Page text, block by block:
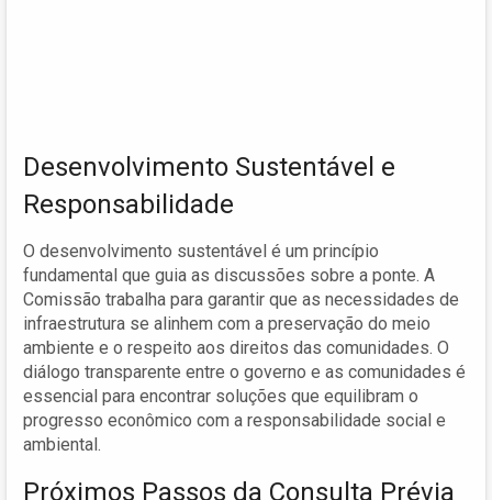
Desenvolvimento Sustentável e
Responsabilidade
O desenvolvimento sustentável é um princípio
fundamental que guia as discussões sobre a ponte. A
Comissão trabalha para garantir que as necessidades de
infraestrutura se alinhem com a preservação do meio
ambiente e o respeito aos direitos das comunidades. O
diálogo transparente entre o governo e as comunidades é
essencial para encontrar soluções que equilibram o
progresso econômico com a responsabilidade social e
ambiental.
Próximos Passos da Consulta Prévia